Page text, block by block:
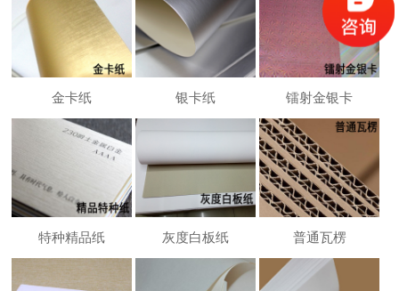
金卡纸 银卡纸 镭射金银卡
特种精品纸 灰度白板纸 普通瓦楞